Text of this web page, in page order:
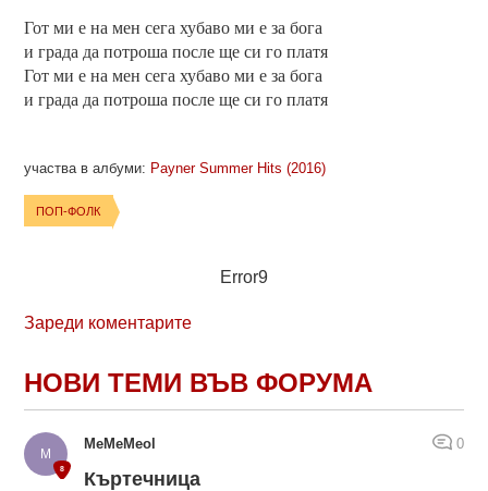
Гот ми е на мен сега хубаво ми е за бога
и града да потроша после ще си го платя
Гот ми е на мен сега хубаво ми е за бога
и града да потроша после ще си го платя
участва в албуми: Payner Summer Hits (2016)
ПОП-ФОЛК
Error9
Зареди коментарите
НОВИ ТЕМИ ВЪВ ФОРУМА
MeMeMeol 0
Къртечница